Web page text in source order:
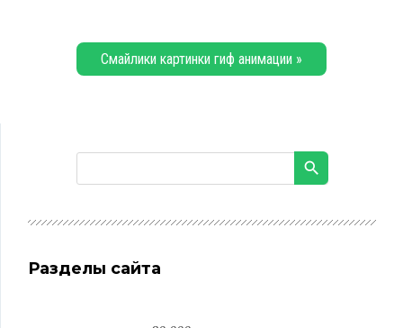
Смайлики картинки гиф анимации »
Разделы сайта